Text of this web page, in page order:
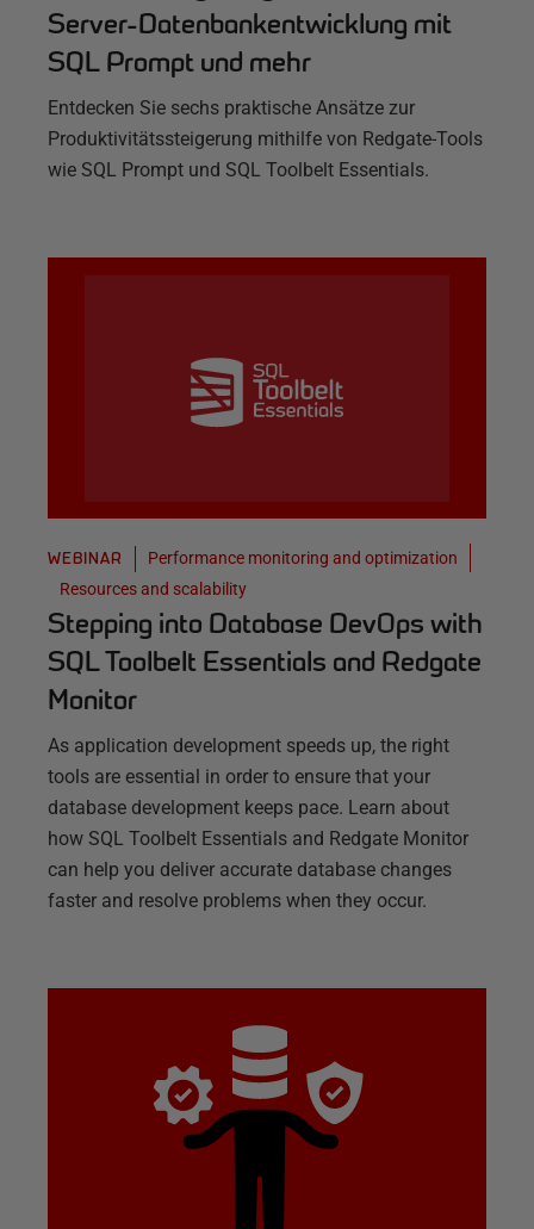
Server-Datenbankentwicklung mit
SQL Prompt und mehr
Entdecken Sie sechs praktische Ansätze zur
Produktivitätssteigerung mithilfe von Redgate-Tools
wie SQL Prompt und SQL Toolbelt Essentials.
WEBINAR
Performance monitoring and optimization
Resources and scalability
Stepping into Database DevOps with
SQL Toolbelt Essentials and Redgate
Monitor
As application development speeds up, the right
tools are essential in order to ensure that your
database development keeps pace. Learn about
how SQL Toolbelt Essentials and Redgate Monitor
can help you deliver accurate database changes
faster and resolve problems when they occur.